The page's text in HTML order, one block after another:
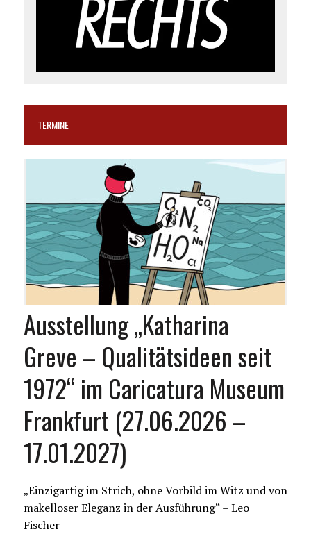
TERMINE
Ausstellung „Katharina
Greve – Qualitätsideen seit
1972“ im Caricatura Museum
Frankfurt (27.06.2026 –
17.01.2027)
„Einzigartig im Strich, ohne Vorbild im Witz und von
makelloser Eleganz in der Ausführung“ – Leo
Fischer